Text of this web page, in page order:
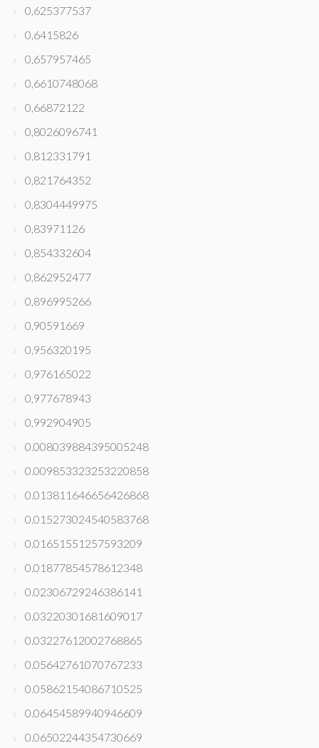
0,625377537
0,6415826
0,657957465
0,6610748068
0,66872122
0,8026096741
0,812331791
0,821764352
0,8304449975
0,83971126
0,854332604
0,862952477
0,896995266
0,90591669
0,956320195
0,976165022
0,977678943
0,992904905
0.008039884395005248
0.009853323253220858
0.013811646656426868
0.015273024540583768
0.01651551257593209
0.01877854578612348
0.02306729246386141
0.03220301681609017
0.03227612002768865
0.05642761070767233
0.05862154086710525
0.06454589940946609
0.06502244354730669